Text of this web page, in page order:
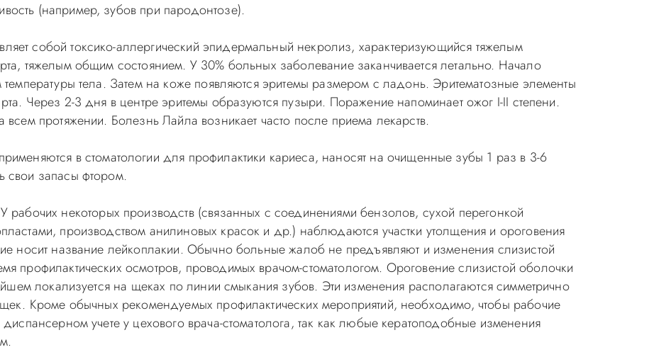
(например, зубов при пародонтозе).
собой токсико-аллергический эпидермальный некролиз, характеризующийся тяжелым
тяжелым общим состоянием. У 30% больных заболевание заканчивается летально. Начало
температуры тела. Затем на коже появляются эритемы размером с ладонь. Эритематозные элементы
Через 2-3 дня в центре эритемы образуются пузыри. Поражение напоминает ожог I-II степени.
протяжении. Болезнь Лайла возникает часто после приема лекарств.
в стоматологии для профилактики кариеса, наносят на очищенные зубы 1 раз в 3-6
свои запасы фтором.
У рабочих некоторых производств (связанных с соединениями бензолов, сухой перегонкой
производством анилиновых красок и др.) наблюдаются участки утолщения и ороговения
носит название лейкоплакии. Обычно больные жалоб не предъявляют и изменения слизистой
профилактических осмотров, проводимых врачом-стоматологом. Ороговение слизистой оболочки
локализуется на щеках по линии смыкания зубов. Эти изменения располагаются симметрично
Кроме обычных рекомендуемых профилактических мероприятий, необходимо, чтобы рабочие
учете у цехового врача-стоматолога, так как любые кератоподобные изменения